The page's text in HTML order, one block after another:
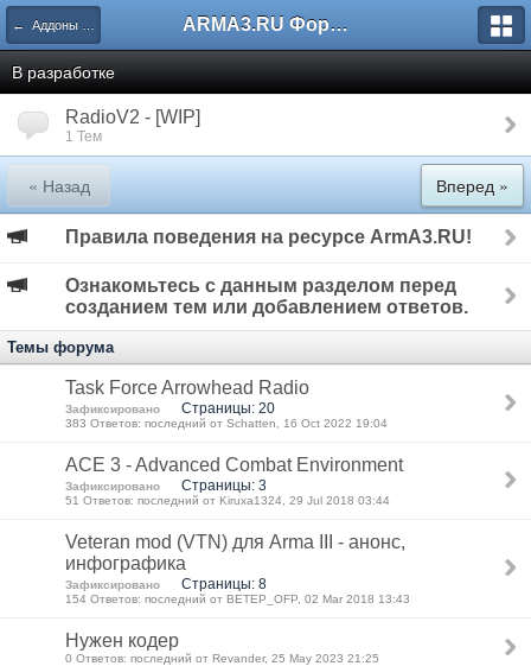
← Аддоны и Моды ARMA3.RU Форум
В разработке
RadioV2 - [WIP]
1 Тем
« Назад Вперед »
Правила поведения на ресурсе ArmA3.RU!
Ознакомьтесь с данным разделом перед
созданием тем или добавлением ответов.
Темы форума
Task Force Arrowhead Radio
Зафиксировано Страницы: 20
383 Ответов: последний от Schatten, 16 Oct 2022 19:04
ACE 3 - Advanced Combat Environment
Зафиксировано Страницы: 3
51 Ответов: последний от Kiruxa1324, 29 Jul 2018 03:44
Veteran mod (VTN) для Arma III - анонс,
инфографика
Зафиксировано Страницы: 8
154 Ответов: последний от BETEP_OFP, 02 Mar 2018 13:43
Нужен кодер
0 Ответов: последний от Revander, 25 May 2023 21:25